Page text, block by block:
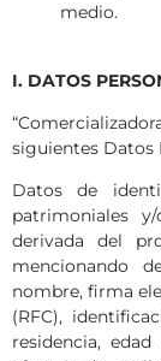
medio.
I. DATOS
siguientes Datos
Datos de
patrimoniales
derivada del
mencionando
nombre, firma
(RFC),
residencia,